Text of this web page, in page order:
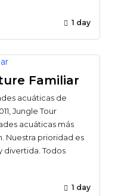
1 day
Familiar
acuáticas de
Jungle Tour
acuáticas más
Nuestra prioridad es
divertida. Todos
1 day